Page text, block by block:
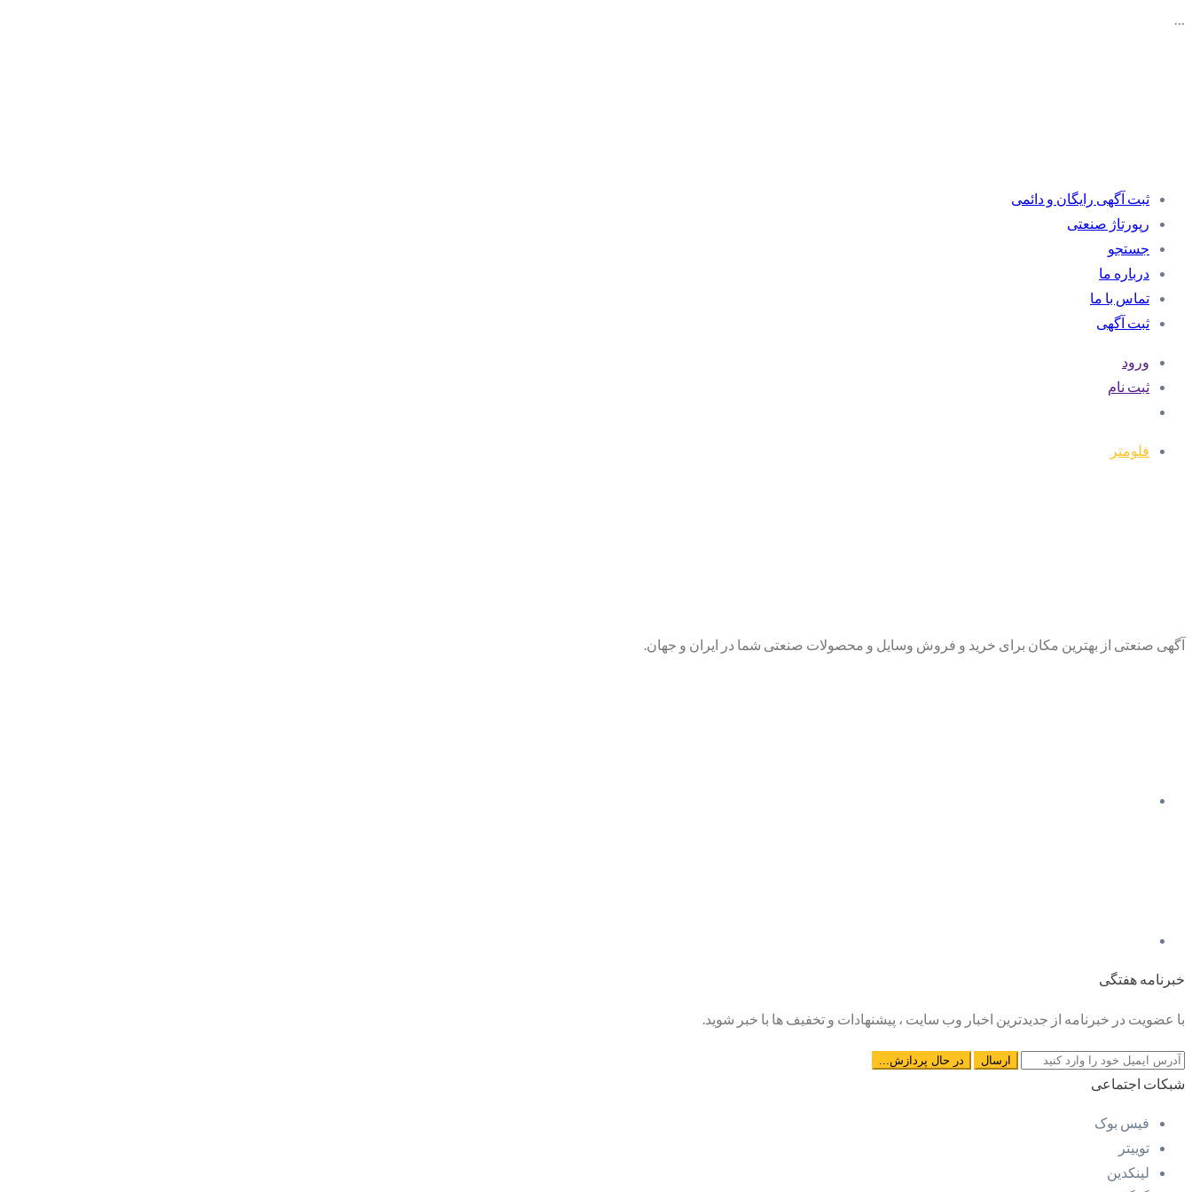
…
ثبت آگهی رایگان و دائمی
رپورتاژ صنعتی
جستجو
درباره ما
تماس با ما
ثبت آگهی
ورود
ثبت نام
فلومتر
آگهی صنعتی از بهترین مکان برای خرید و فروش وسایل و محصولات صنعتی شما در ایران و جهان.
خبرنامه هفتگی
با عضویت در خبرنامه از جدیدترین اخبار وب سایت ، پیشنهادات و تخفیف ها با خبر شوید.
شبکات اجتماعی
فیس بوک
توییتر
لینکدین